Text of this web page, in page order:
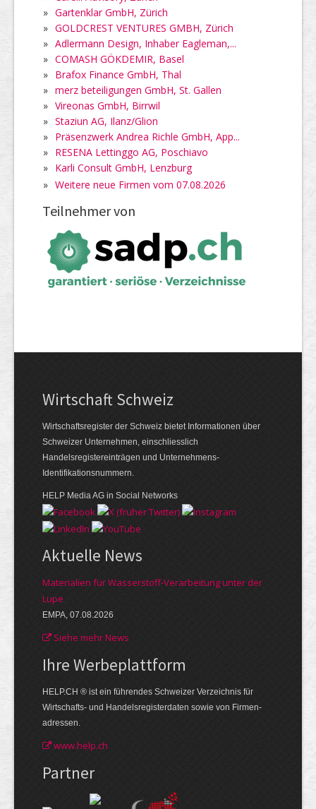
» Gartenklar GmbH, Zürich
» GOLDCREST VENTURES GMBH, Zürich
» Adlermann Design, Inhaber Eagleman,...
» COMASH GÖKDEMIR, Basel
» Brafox Finance GmbH, Thal
» merz beteiligungen GmbH, St. Gallen
» Vireonas GmbH, Birrwil
» Staziun AG, Ilanz/Glion
» Präsenzwerk Andrea Richle GmbH, App...
» RESENA Lettinggo AG, Poschiavo
» Karli Consult GmbH, Lenzburg
» Weitere neue Firmen vom 07.08.2026
Teilnehmer von
Wirtschaft Schweiz
Wirtschaftsregister der Schweiz bietet Informationen über
Schweizer Unternehmen, einschliesslich
Handelsregistereinträgen und Unternehmens-
Identifikationsnummern.
HELP Media AG in Social Networks
Aktuelle News
Materialien für Wasserstoff-Verarbeitung unter der
Lupe
EMPA, 07.08.2026
Siehe mehr News
Ihre Werbe­plattform
HELP.CH ® ist ein führendes Schweizer Verzeichnis für
Wirtschafts- und Handelsregisterdaten sowie von Firmen­
adressen.
www.help.ch
Partner